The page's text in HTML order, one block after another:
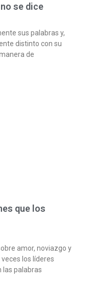
se dice
sus palabras y,
distinto con su
de
que los
amor, noviazgo y
los líderes
las palabras